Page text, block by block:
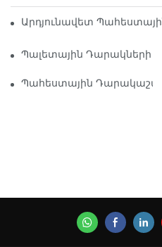
Արդյունավետ
Պալետային Դարակների
Պահեստային